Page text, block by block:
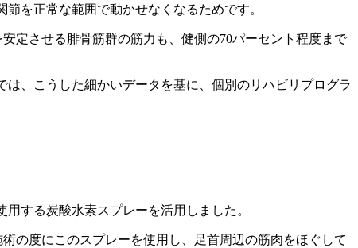
を正常な範囲で動かせなくなるためです。
定させる腓骨筋群の筋力も、健側の70パーセント程度まで
、こうした細かいデータを基に、個別のリハビリプログラ
する炭酸水素スプレーを活用しました。
の度にこのスプレーを使用し、足首周辺の筋肉をほぐして